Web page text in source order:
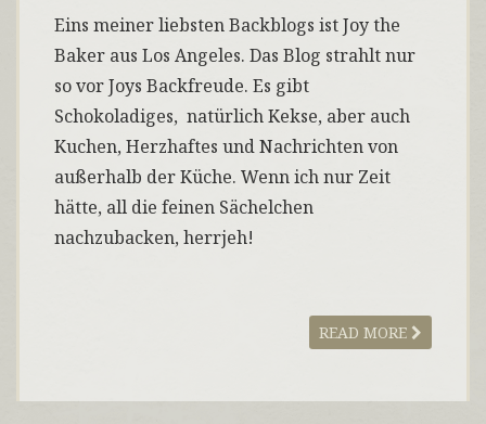
Eins meiner liebsten Backblogs ist Joy the
Baker aus Los Angeles. Das Blog strahlt nur
so vor Joys Backfreude. Es gibt
Schokoladiges, natürlich Kekse, aber auch
Kuchen, Herzhaftes und Nachrichten von
außerhalb der Küche. Wenn ich nur Zeit
hätte, all die feinen Sächelchen
nachzubacken, herrjeh!
READ MORE